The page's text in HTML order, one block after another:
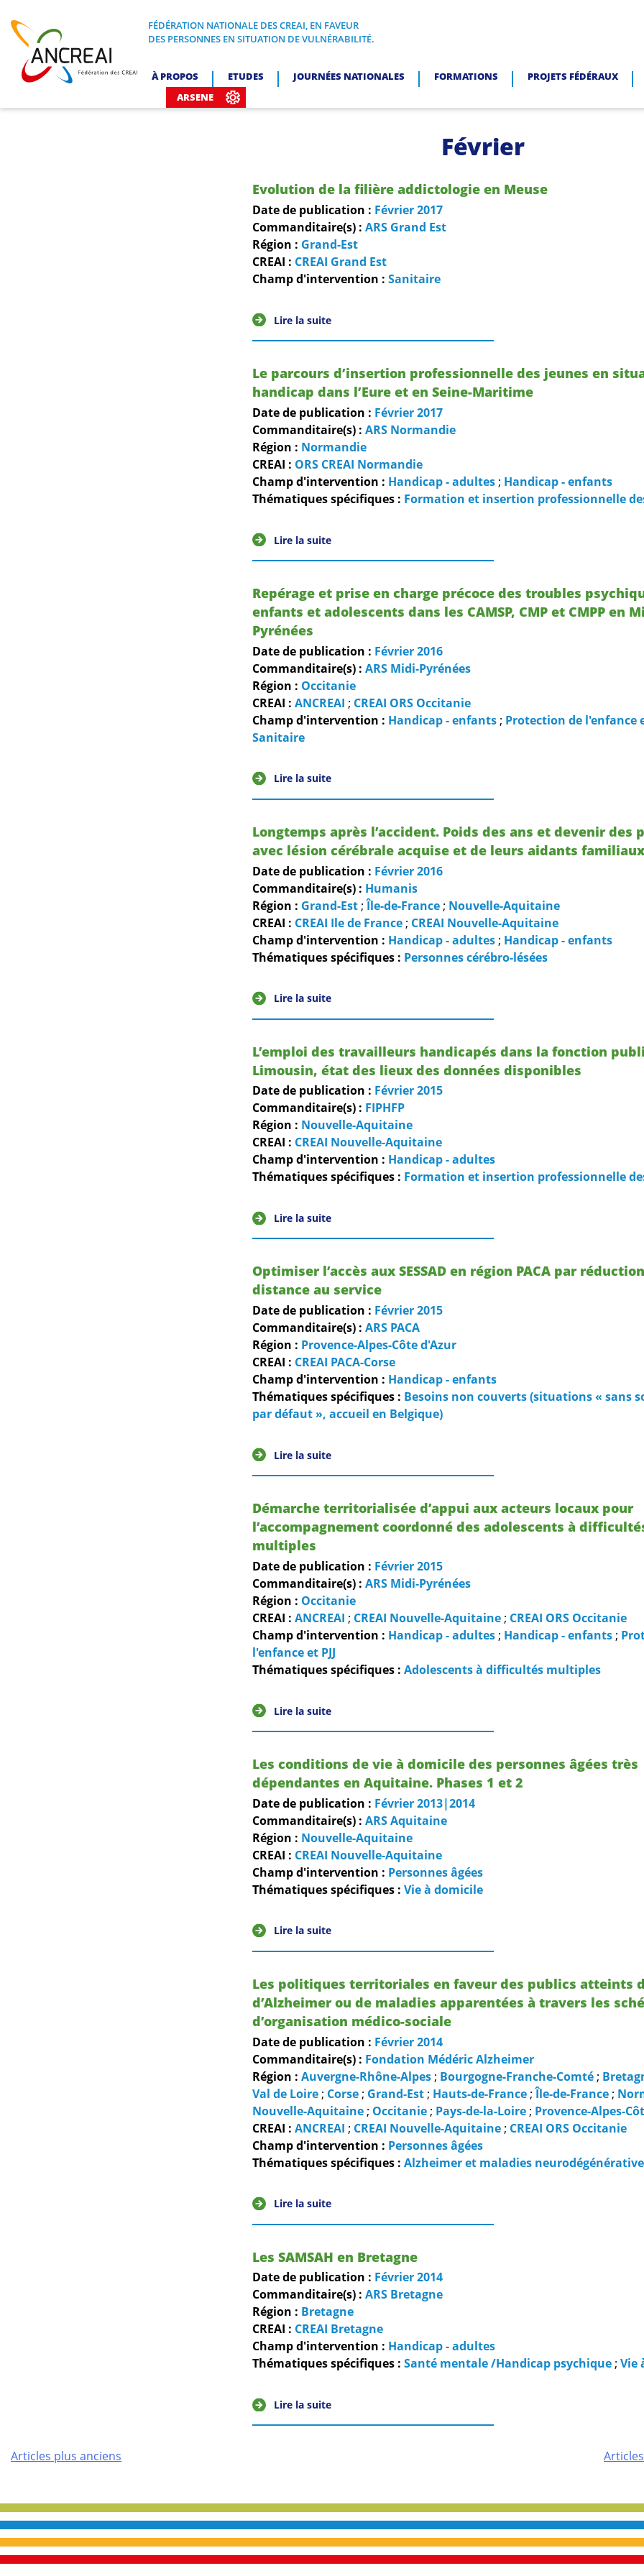
content
ANCREAI
FÉDÉRATION NATIONALE DES CREAI, EN FAVEUR DES PERSONNES EN SITUATION DE
FÉDÉRATION NATIONALE DES CREAI, EN FAVEUR
DES PERSONNES EN SITUATION DE VULNÉRABILITÉ.
À PROPOS ETUDES JOURNÉES NATIONALES FORMATIONS PROJETS FÉDÉRAUX
ARSENE
Février
Evolution de la filière addictologie en Meuse
Date de publication : Février2017
Commanditaire(s) : ARS Grand Est
Région : Grand-Est
CREAI : CREAI Grand Est
Champ d'intervention : Sanitaire
Lire la suite
Le parcours d’insertion professionnelle des jeunes en
handicap dans l’Eure et en Seine-Maritime
Date de publication : Février2017
Commanditaire(s) : ARS Normandie
Région : Normandie
CREAI : ORS CREAI Normandie
Champ d'intervention : Handicap - adultes; Handicap - enfants
Thématiques spécifiques : Formation et insertion professionnelle
Lire la suite
Repérage et prise en charge précoce des troubles
enfants et adolescents dans les CAMSP, CMP et CMPP en
Pyrénées
Date de publication : Février2016
Commanditaire(s) : ARS Midi-Pyrénées
Région : Occitanie
CREAI : ANCREAI ; CREAI ORS Occitanie
Champ d'intervention : Handicap - enfants; Protection de l'enfance
Sanitaire
Lire la suite
Longtemps après l’accident. Poids des ans et devenir des
avec lésion cérébrale acquise et de leurs aidants familiaux
Date de publication : Février2016
Commanditaire(s) : Humanis
Région : Grand-Est;Île-de-France; Nouvelle-Aquitaine
CREAI : CREAI Ile de France; CREAI Nouvelle-Aquitaine
Champ d'intervention : Handicap - adultes; Handicap - enfants
Thématiques spécifiques : Personnes cérébro-lésées
Lire la suite
L’emploi des travailleurs handicapés dans la fonction
Limousin, état des lieux des données disponibles
Date de publication : Février2015
Commanditaire(s) : FIPHFP
Région : Nouvelle-Aquitaine
CREAI : CREAI Nouvelle-Aquitaine
Champ d'intervention : Handicap - adultes
Thématiques spécifiques : Formation et insertion professionnelle
Lire la suite
Optimiser l’accès aux SESSAD en région PACA par
distance au service
Date de publication : Février2015
Commanditaire(s) : ARS PACA
Région : Provence-Alpes-Côte d'Azur
CREAI : CREAI PACA-Corse
Champ d'intervention : Handicap - enfants
Thématiques spécifiques : Besoins non couverts (situations « sans
par défaut », accueil en Belgique)
Lire la suite
Démarche territorialisée d’appui aux acteurs locaux pour
l’accompagnement coordonné des adolescents à
multiples
Date de publication : Février2015
Commanditaire(s) : ARS Midi-Pyrénées
Région : Occitanie
CREAI : ANCREAI ; CREAI Nouvelle-Aquitaine; CREAI ORS Occitanie
Champ d'intervention : Handicap - adultes; Handicap - enfants;
l'enfance et PJJ
Thématiques spécifiques : Adolescents à difficultés multiples
Lire la suite
Les conditions de vie à domicile des personnes âgées très
dépendantes en Aquitaine. Phases 1 et 2
Date de publication : Février2013|2014
Commanditaire(s) : ARS Aquitaine
Région : Nouvelle-Aquitaine
CREAI : CREAI Nouvelle-Aquitaine
Champ d'intervention : Personnes âgées
Thématiques spécifiques : Vie à domicile
Lire la suite
Les politiques territoriales en faveur des publics atteints
d’Alzheimer ou de maladies apparentées à travers les
d’organisation médico-sociale
Date de publication : Février2014
Commanditaire(s) : Fondation Médéric Alzheimer
Région : Auvergne-Rhône-Alpes; Bourgogne-Franche-Comté;
Val de Loire; Corse; Grand-Est; Hauts-de-France;Île-de-France;
Nouvelle-Aquitaine; Occitanie; Pays-de-la-Loire; Provence-Alpes-
CREAI : ANCREAI ; CREAI Nouvelle-Aquitaine; CREAI ORS Occitanie
Champ d'intervention : Personnes âgées
Thématiques spécifiques : Alzheimer et maladies
Lire la suite
Les SAMSAH en Bretagne
Date de publication : Février2014
Commanditaire(s) : ARS Bretagne
Région : Bretagne
CREAI : CREAI Bretagne
Champ d'intervention : Handicap - adultes
Thématiques spécifiques : Santé mentale /Handicap psychique; Vie
Lire la suite
Navigation
articles
Articles plus anciens